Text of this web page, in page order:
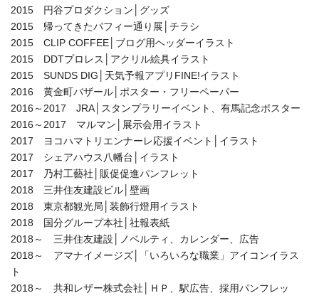
2015 円谷プロダクション│グッズ
2015 帰ってきたパフィー通り展│チラシ
2015 CLIP COFFEE│ブログ用ヘッダーイラスト
2015 DDTプロレス│アクリル絵具イラスト
2015 SUNDS DIG│天気予報アプリFINE!イラスト
2016 黄金町バザール│ポスター・フリーペーパー
2016～2017 JRA│スタンプラリーイベント、有馬記念ポスター
2016～2017 マルマン│展示会用イラスト
2017 ヨコハマトリエンナーレ応援イベント│イラスト
2017 シェアハウス八幡台│イラスト
2017 乃村工藝社│販促促進パンフレット
2018 三井住友建設ビル│壁画
2018 東京都観光局│装飾行燈用イラスト
2018 国分グループ本社│社報表紙
2018～ 三井住友建設│ノベルティ、カレンダー、広告
2018～ アマナイメージズ│「いろいろな職業」アイコンイラス
ト
2018～ 共和レザー株式会社│ＨＰ、駅広告、採用パンフレッ